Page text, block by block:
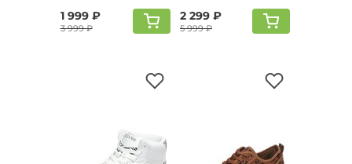
1 999 ₽
3 999 ₽
2 299 ₽
5 999 ₽